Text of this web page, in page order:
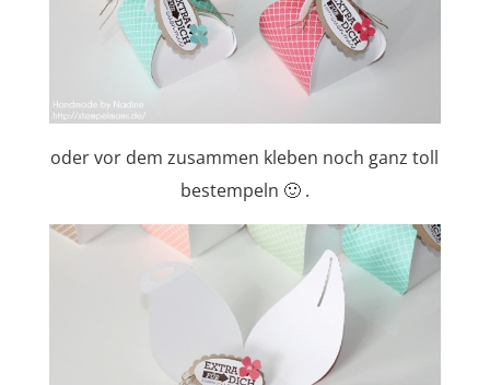
oder vor dem zusammen kleben noch ganz toll
bestempeln 🙂 .